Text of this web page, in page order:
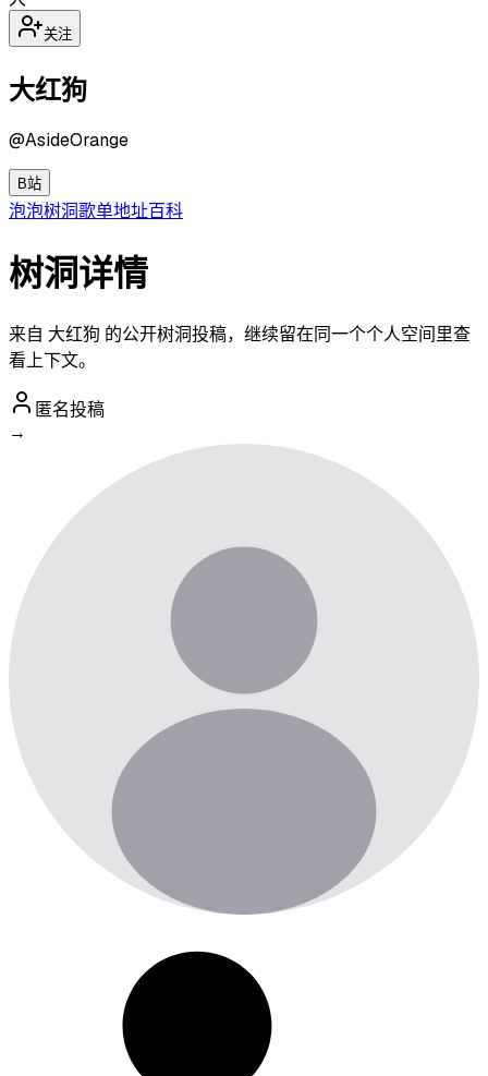
关注
大红狗
@AsideOrange
B站
泡泡树洞歌单地址百科
树洞详情
来自 大红狗 的公开树洞投稿，继续留在同一个个人空间里查
看上下文。
匿名投稿
→